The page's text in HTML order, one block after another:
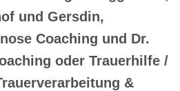
und Gersdin,
Coaching und Dr.
oder Trauerhilfe /
&